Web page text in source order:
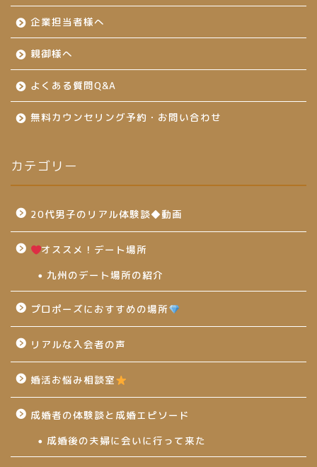
企業担当者様へ
親御様へ
よくある質問Q&A
無料カウンセリング予約・お問い合わせ
カテゴリー
20代男子のリアル体験談◆動画
オススメ！デート場所
九州のデート場所の紹介
プロポーズにおすすめの場所
リアルな入会者の声
婚活お悩み相談室
成婚者の体験談と成婚エピソード
成婚後の夫婦に会いに行って来た